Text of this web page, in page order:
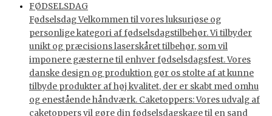
FØDSELSDAG
Fødselsdag Velkommen til vores luksuriøse og
personlige kategori af fødselsdagstilbehør. Vi tilbyder
unikt og præcisions laserskåret tilbehør, som vil
imponere gæsterne til enhver fødselsdagsfest. Vores
danske design og produktion gør os stolte af at kunne
tilbyde produkter af høj kvalitet, der er skabt med omhu
og enestående håndværk. Caketoppers: Vores udvalg af
caketoppers vil gøre din fødselsdagskage til en sand